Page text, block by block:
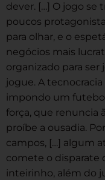
dever. […] O jogo se
poucos
para olhar, e o
negócios mais
organizado para ser
jogue. A
impondo um
força, que renuncia
proíbe a ousadia.
campos, […] algum
comete o disparate
inteirinho, além do